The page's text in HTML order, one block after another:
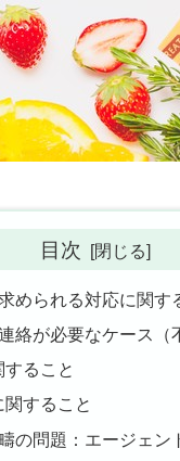
目次
められる対応に関す
が必要なケース（
ること
すること
問題：エージェン